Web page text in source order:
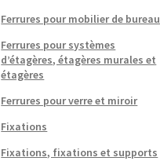
Ferrures pour mobilier de bureau
Ferrures pour systèmes
d’étagères, étagères murales et
étagères
Ferrures pour verre et miroir
Fixations
Fixations, fixations et supports